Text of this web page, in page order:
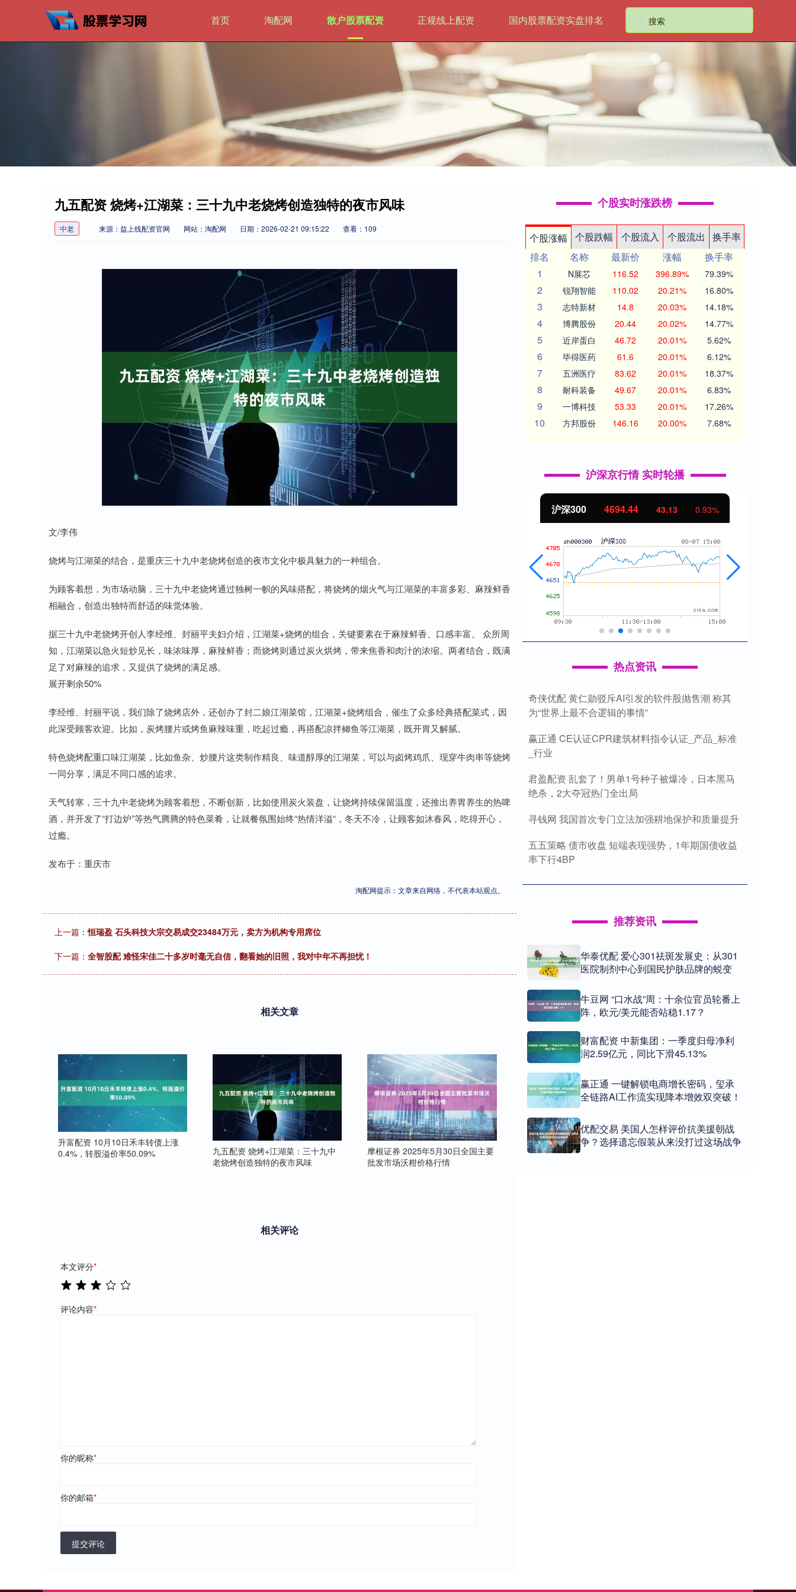
首页 淘配网 散户股票配资 正规线上配资 国内股票配资实盘排名
九五配资 烧烤+江湖菜：三十九中老烧烤创造独特的夜市风味
中老 来源：益上线配资官网 网站：淘配网 日期：2026-02-21 09:15:22 查看：109
文/李伟
烧烤与江湖菜的结合，是重庆三十九中老烧烤创造的夜市文化中极具魅力的一种组合。
为顾客着想，为市场动脑，三十九中老烧烤通过独树一帜的风味搭配，将烧烤的烟火气与江湖菜的丰富多彩、麻辣鲜香
相融合，创造出独特而舒适的味觉体验。
据三十九中老烧烤开创人李经维、封丽平夫妇介绍，江湖菜+烧烤的组合，关键要素在于麻辣鲜香、口感丰富。 众所周
知，江湖菜以急火短炒见长，味浓味厚，麻辣鲜香；而烧烤则通过炭火烘烤，带来焦香和肉汁的浓缩。两者结合，既满
足了对麻辣的追求，又提供了烧烤的满足感。
展开剩余50%
李经维、封丽平说，我们除了烧烤店外，还创办了封二娘江湖菜馆，江湖菜+烧烤组合，催生了众多经典搭配菜式，因
此深受顾客欢迎。比如，炭烤腰片或烤鱼麻辣味重，吃起过瘾，再搭配凉拌鲫鱼等江湖菜，既开胃又解腻。
特色烧烤配重口味江湖菜，比如鱼杂、炒腰片这类制作精良、味道醇厚的江湖菜，可以与卤烤鸡爪、现穿牛肉串等烧烤
一同分享，满足不同口感的追求。
天气转寒，三十九中老烧烤为顾客着想，不断创新，比如使用炭火装盘，让烧烤持续保留温度，还推出养胃养生的热啤
酒，并开发了“打边炉”等热气腾腾的特色菜肴，让就餐氛围始终“热情洋溢“，冬天不冷，让顾客如沐春风，吃得开心，
过瘾。
发布于：重庆市
淘配网提示：文章来自网络，不代表本站观点。
上一篇：恒瑞盈 石头科技大宗交易成交23484万元，卖方为机构专用席位
下一篇： 全智股配 难怪宋佳二十多岁时毫无自信，翻看她的旧照，我对中年不再担忧！
相关文章
升富配资 10月10日禾丰转债上涨
0.4%，转股溢价率50.09%
九五配资 烧烤+江湖菜：三十九中
老烧烤创造独特的夜市风味
摩根证券 2025年5月30日全国主要
批发市场沃柑价格行情
相关评论
本文评分*
评论内容*
你的昵称*
你的邮箱*
提交评论
个股实时涨跌榜
个股涨幅 个股跌幅 个股流入 个股流出
换手率
排名
名称 最新价 涨幅
换手率
1
N展芯 116.52 396.89% 79.39%
2 锐翔智能 110.02 20.21% 16.80%
3 志特新材 14.8 20.03% 14.18%
4 博腾股份 20.44 20.02% 14.77%
5 近岸蛋白 46.72 20.01% 5.62%
6 毕得医药 61.6 20.01% 6.12%
7 五洲医疗 83.62 20.01% 18.37%
8 耐科装备 49.67 20.01% 6.83%
9 一博科技 53.33 20.01% 17.26%
10 方邦股份 146.16 20.00% 7.68%
沪深京行情 实时轮播
上证指数 3940.04 39.68 1.02% 深证成指 14311.01 200.89 沪深300 4694.44 43.13 0.93%
热点资讯
奇侠优配 黄仁勋驳斥AI引发的软件股抛售潮 称其
为“世界上最不合逻辑的事情”
赢正通 CE认证CPR建筑材料指令认证_产品_标准
_行业
君盈配资 乱套了！男单1号种子被爆冷，日本黑马
绝杀，2大夺冠热门全出局
寻钱网 我国首次专门立法加强耕地保护和质量提升
五五策略 债市收盘 短端表现强势，1年期国债收益
率下行4BP
推荐资讯
华泰优配 爱心301祛斑发展史：从301
医院制剂中心到国民护肤品牌的蜕变
牛豆网 “口水战”周：十余位官员轮番上
阵，欧元/美元能否站稳1.17？
财富配资 中新集团：一季度归母净利
润2.59亿元，同比下滑45.13%
赢正通 一键解锁电商增长密码，玺承
全链路AI工作流实现降本增效双突破！
优配交易 美国人怎样评价抗美援朝战
争？选择遗忘假装从来没打过这场战争